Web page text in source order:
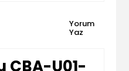
Yorum
Yaz
CBA-U01-